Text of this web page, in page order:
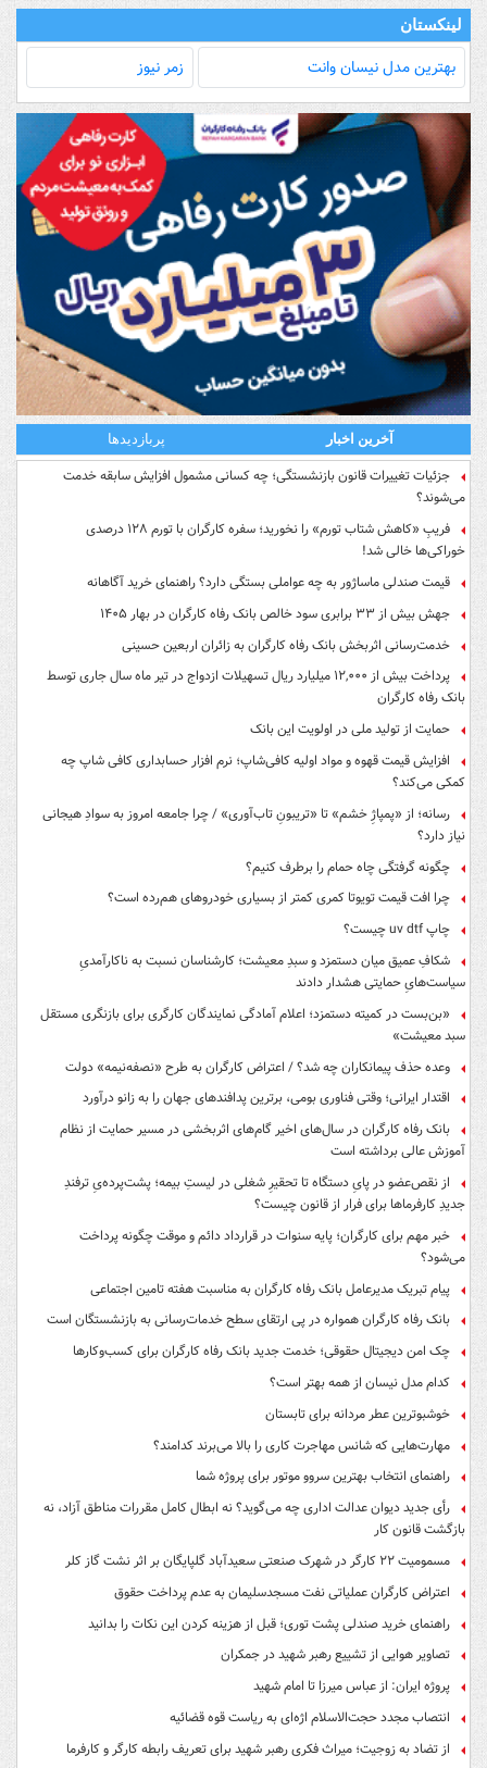
لینکستان
بهترین مدل‌ نیسان وانت زمر نیوز
آخرین اخبار پربازدیدها
جزئیات تغییرات قانون بازنشستگی؛ چه کسانی مشمول افزایش سابقه خدمت
می‌شوند؟
فریبِ «کاهش شتاب تورم» را نخورید؛ سفره کارگران با تورم ۱۲۸ درصدی
خوراکی‌ها خالی شد!
قیمت صندلی ماساژور به چه عواملی بستگی دارد؟ راهنمای خرید آگاهانه
جهش بیش از ۳۳ برابری سود خالص بانک رفاه کارگران در بهار ۱۴۰۵
خدمت‌رسانی اثربخش بانک رفاه کارگران به زائران اربعین حسینی
پرداخت بیش از ۱۲,۰۰۰ میلیارد ریال تسهیلات ازدواج در تیر ماه سال جاری توسط
بانک رفاه کارگران
حمایت از تولید ملی در اولویت این بانک
افزایش قیمت قهوه و مواد اولیه کافی‌شاپ؛ نرم افزار حسابداری کافی شاپ چه
کمکی می‌کند؟
رسانه؛ از «پمپاژِ خشم» تا «تریبونِ تاب‌آوری» / چرا جامعه امروز به سوادِ هیجانی
نیاز دارد؟
چگونه گرفتگی چاه حمام را برطرف کنیم؟
چرا افت قیمت تویوتا کمری کمتر از بسیاری خودروهای هم‌رده است؟
چاپ uv dtf چیست؟
شکافِ عمیق میان دستمزد و سبدِ معیشت؛ کارشناسان نسبت به ناکارآمدیِ
سیاست‌هایِ حمایتی هشدار دادند
«بن‌بست در کمیته دستمزد؛ اعلام آمادگی نمایندگان کارگری برای بازنگری مستقل
سبد معیشت»
وعده حذف پیمانکاران چه شد؟ / اعتراض کارگران به طرح «نصفه‌نیمه» دولت
اقتدار ایرانی؛ وقتی فناوری بومی، برترین پدافندهای جهان را به زانو درآورد
بانک رفاه کارگران در سال‌های اخیر گام‌های اثربخشی در مسیر حمایت از نظام
آموزش عالی برداشته است
از نقص‌عضو در پایِ دستگاه تا تحقیرِ شغلی در لیستِ بیمه؛ پشت‌پرده‌یِ ترفندِ
جدیدِ کارفرماها برای فرار از قانون چیست؟
خبر مهم برای کارگران؛ پایه سنوات در قرارداد دائم و موقت چگونه پرداخت
می‌شود؟
پیام تبریک مدیرعامل بانک رفاه کارگران به مناسبت هفته تامین اجتماعی
بانک رفاه کارگران همواره در پی ارتقای سطح خدمات‌رسانی به بازنشستگان است
چک امن دیجیتال حقوقی؛ خدمت جدید بانک رفاه کارگران برای کسب‌وکارها
کدام مدل نیسان از همه بهتر است؟
خوشبوترین عطر مردانه برای تابستان
مهارت‌هایی که شانس مهاجرت کاری را بالا می‌برند کدامند؟
راهنمای انتخاب بهترین سروو موتور برای پروژه شما
رأی جدید دیوان عدالت اداری چه می‌گوید؟ نه ابطال کامل مقررات مناطق آزاد، نه
بازگشت قانون کار
مسمومیت ۲۲ کارگر در شهرک صنعتی سعیدآباد گلپایگان بر اثر نشت گاز کلر
اعتراض کارگران عملیاتی نفت مسجدسلیمان به عدم پرداخت حقوق
راهنمای خرید صندلی پشت توری؛ قبل از هزینه کردن این نکات را بدانید
تصاویر هوایی از تشییع رهبر شهید در جمکران
پروژه ایران: از عباس میرزا تا امام شهید
انتصاب مجدد حجت‌الاسلام اژه‌ای به ریاست قوه‌ قضائیه
از تضاد به زوجیت؛ میراث فکری رهبر شهید برای تعریف رابطه کارگر و کارفرما